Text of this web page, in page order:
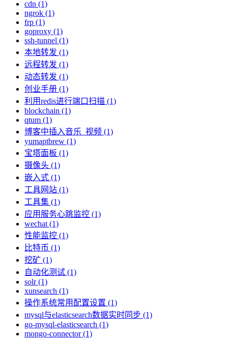
cdn (1)
ngrok (1)
frp (1)
goproxy (1)
ssh-tunnel (1)
本地转发 (1)
远程转发 (1)
动态转发 (1)
创业手册 (1)
利用redis进行端口扫描 (1)
blockchain (1)
qtum (1)
博客中插入音乐_视频 (1)
yumaptbrew (1)
宝塔面板 (1)
摄像头 (1)
嵌入式 (1)
工具网站 (1)
工具集 (1)
应用服务心跳监控 (1)
wechat (1)
性能监控 (1)
比特币 (1)
挖矿 (1)
自动化测试 (1)
solr (1)
xunsearch (1)
操作系统常用配置设置 (1)
mysql与elasticsearch数据实时同步 (1)
go-mysql-elasticsearch (1)
mongo-connector (1)